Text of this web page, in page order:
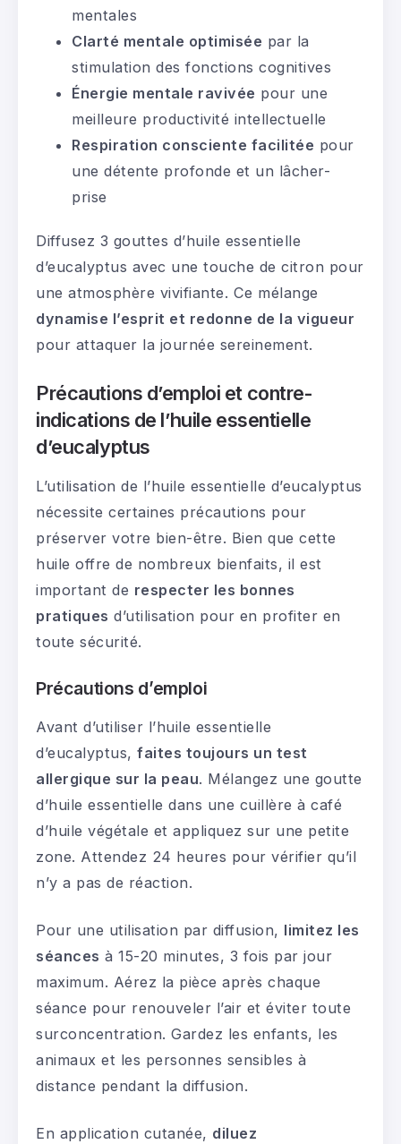
mentales
Clarté mentale optimisée par la
stimulation des fonctions cognitives
Énergie mentale ravivée pour une
meilleure productivité intellectuelle
Respiration consciente facilitée pour
une détente profonde et un lâcher-
prise
Diffusez 3 gouttes d’huile essentielle
d’eucalyptus avec une touche de citron pour
une atmosphère vivifiante. Ce mélange
dynamise l’esprit et redonne de la vigueur
pour attaquer la journée sereinement.
Précautions d’emploi et contre-
indications de l’huile essentielle
d’eucalyptus
L’utilisation de l’huile essentielle d’eucalyptus
nécessite certaines précautions pour
préserver votre bien-être. Bien que cette
huile offre de nombreux bienfaits, il est
important de respecter les bonnes
pratiques d’utilisation pour en profiter en
toute sécurité.
Précautions d’emploi
Avant d’utiliser l’huile essentielle
d’eucalyptus, faites toujours un test
allergique sur la peau. Mélangez une goutte
d’huile essentielle dans une cuillère à café
d’huile végétale et appliquez sur une petite
zone. Attendez 24 heures pour vérifier qu’il
n’y a pas de réaction.
Pour une utilisation par diffusion, limitez les
séances à 15-20 minutes, 3 fois par jour
maximum. Aérez la pièce après chaque
séance pour renouveler l’air et éviter toute
surconcentration. Gardez les enfants, les
animaux et les personnes sensibles à
distance pendant la diffusion.
En application cutanée, diluez